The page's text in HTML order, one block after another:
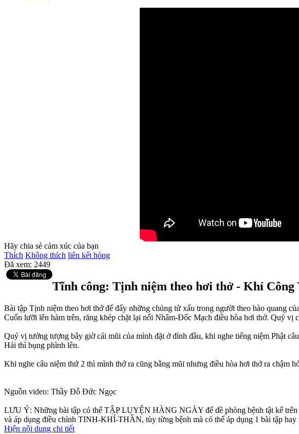
Hãy chia sẻ cảm xúc của bạn
Thích Không thích liên kết hỏng
Đã xem: 2449
Tĩnh công: Tịnh niệm theo hơi thở - Khí Công
Bài tập Tịnh niệm theo hơi thở để đẩy những chủng tử xấu trong người theo hào quang
Cuốn lưỡi lên hàm trên, răng khép chặt lại nối Nhâm-Đốc Mạch điều hòa hơi thở. Quý vị
Quý vị tưởng tượng bây giờ cái mũi của mình đặt ở đỉnh đầu, khi nghe tiếng niệm Phật
Hải thì bụng phình lên.
Khi nghe câu niệm thứ 2 thì mình thở ra cũng bằng mũi nhưng điều hòa hơi thở ra chậm
Nguồn video: Thầy Đỗ Đức Ngọc
LƯU Ý: Những bài tập có thể TẬP LUYỆN HÀNG NGÀY để đề phòng bệnh tật kể
và áp dụng điều chỉnh TINH-KHÍ-THẦN, tùy từng bệnh mà có thể áp dụng 1 bài tập hay
Hiện nội dung chi tiết